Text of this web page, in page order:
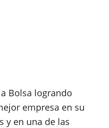
Bolsa logrando
empresa en su
y en una de las